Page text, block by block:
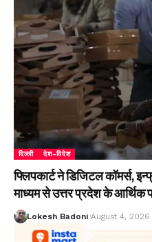
दिल्ली देश-विदेश
फ्लिपकार्ट ने डिजिटल कॉमर्स,
माध्यम से उत्तर प्रदेश के आर्थिक
Lokesh Badoni August 4, 2026